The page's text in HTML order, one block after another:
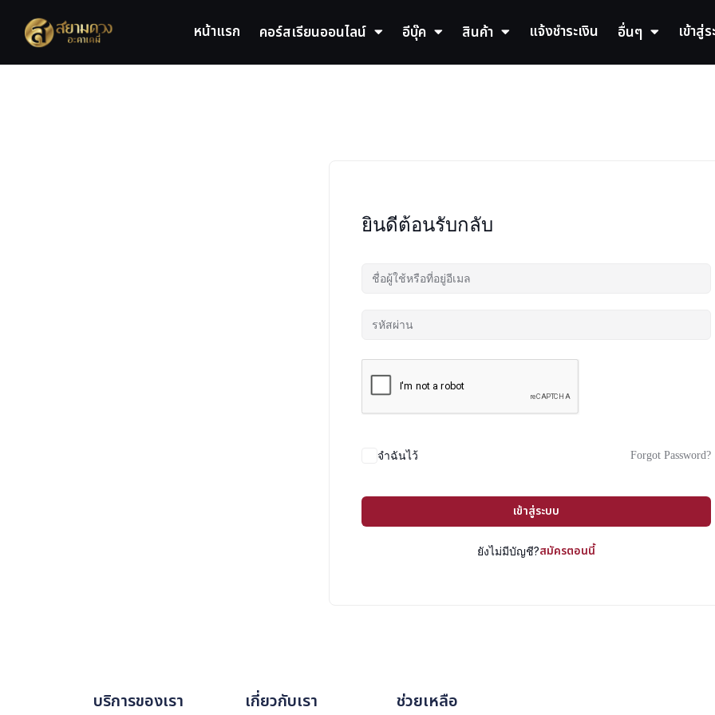
content
หน้าแรก คอร์สเรียนออนไลน์ อีบุ๊ค สินค้า แจ้งชำระเงิน อื่นๆ เข้าสู่
ยินดีต้อนรับกลับ
จำฉันไว้ Forgot Password?
เข้าสู่ระบบ
ยังไม่มีบัญชี?สมัครตอนนี้
บริการของเรา เกี่ยวกับเรา ช่วยเหลือ